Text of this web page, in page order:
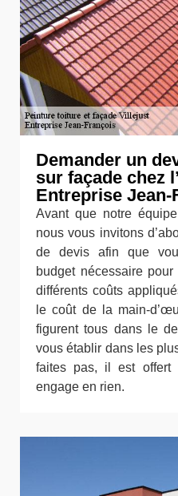
Demander un
sur façade chez
Entreprise Jean-
Avant que notre
nous vous invitons
de devis afin que
budget nécessaire
différents coûts
le coût de la main-
figurent tous dans le
vous établir dans les
faites pas, il est offert
engage en rien.